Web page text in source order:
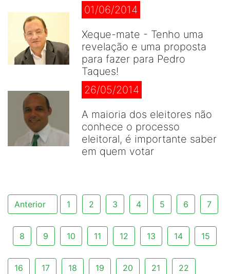
01/06/2014
Xeque-mate - Tenho uma
revelação e uma proposta
para fazer para Pedro
Taques!
26/05/2014
A maioria dos eleitores não
conhece o processo
eleitoral, é importante saber
em quem votar
Anterior 1 2 3 4 5 6 7
8 9 10 11 12 13 14 15
16 17 18 19 20 21 22